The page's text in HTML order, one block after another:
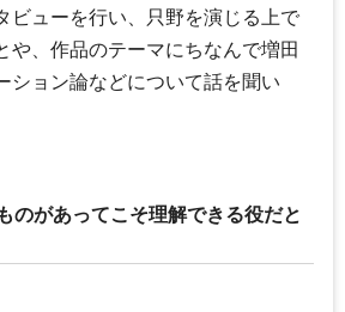
ビューを行い、只野を演じる上で
や、作品のテーマにちなんで増田
ション論などについて話を聞い
のがあってこそ理解できる役だと